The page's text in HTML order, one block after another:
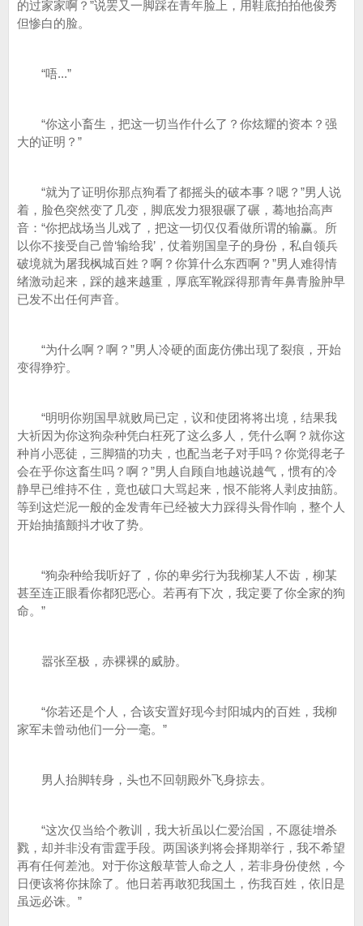
的过家家啊？”说罢又一脚踩在青年脸上，用鞋底拍拍他俊秀
但惨白的脸。
“唔...”
“你这小畜生，把这一切当作什么了？你炫耀的资本？强
大的证明？”
“就为了证明你那点狗看了都摇头的破本事？嗯？”男人说
着，脸色突然变了几变，脚底发力狠狠碾了碾，蓦地抬高声
音：“你把战场当儿戏了，把这一切仅仅看做所谓的输赢。所
以你不接受自己曾‘输给我’，仗着朔国皇子的身份，私自领兵
破境就为屠我枫城百姓？啊？你算什么东西啊？”男人难得情
绪激动起来，踩的越来越重，厚底军靴踩得那青年鼻青脸肿早
已发不出任何声音。
“为什么啊？啊？”男人冷硬的面庞仿佛出现了裂痕，开始
变得狰狞。
“明明你朔国早就败局已定，议和使团将将出境，结果我
大祈因为你这狗杂种凭白枉死了这么多人，凭什么啊？就你这
种肖小恶徒，三脚猫的功夫，也配当老子对手吗？你觉得老子
会在乎你这畜生吗？啊？”男人自顾自地越说越气，惯有的冷
静早已维持不住，竟也破口大骂起来，恨不能将人剥皮抽筋。
等到这烂泥一般的金发青年已经被大力踩得头骨作响，整个人
开始抽搐颤抖才收了势。
“狗杂种给我听好了，你的卑劣行为我柳某人不齿，柳某
甚至连正眼看你都犯恶心。若再有下次，我定要了你全家的狗
命。”
嚣张至极，赤裸裸的威胁。
“你若还是个人，合该安置好现今封阳城内的百姓，我柳
家军未曾动他们一分一毫。”
男人抬脚转身，头也不回朝殿外飞身掠去。
“这次仅当给个教训，我大祈虽以仁爱治国，不愿徒增杀
戮，却并非没有雷霆手段。两国谈判将会择期举行，我不希望
再有任何差池。对于你这般草菅人命之人，若非身份使然，今
日便该将你抹除了。他日若再敢犯我国土，伤我百姓，依旧是
虽远必诛。”